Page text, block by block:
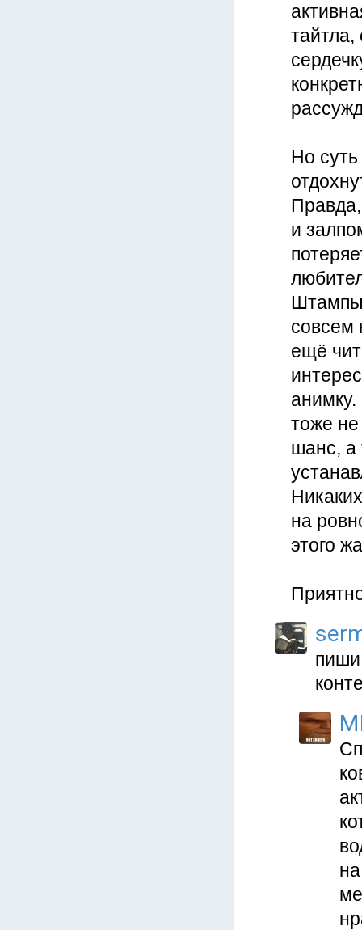
Но
и
Штампы
совсем
ещё
анимку.
тоже не
шанс, а
на
этого
пиши